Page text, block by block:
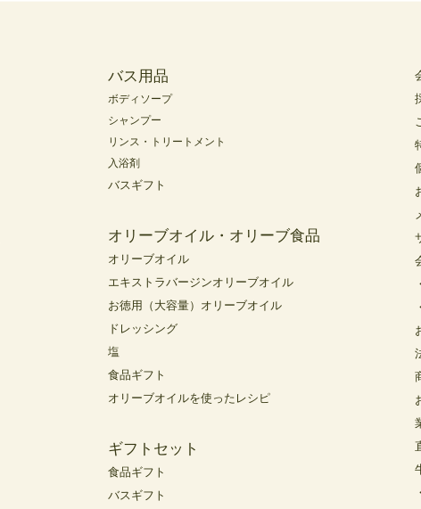
バス用品
ボディソープ
シャンプー
リンス・トリートメント
入浴剤
バスギフト
オリーブオイル・オリーブ食品
オリーブオイル
エキストラバージンオリーブオイル
お徳用（大容量）オリーブオイル
ドレッシング
塩
食品ギフト
オリーブオイルを使ったレシピ
ギフトセット
食品ギフト
バスギフト